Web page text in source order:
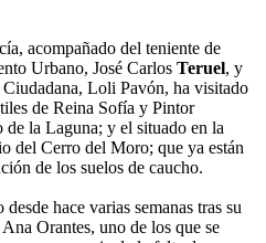
acompañado del teniente de
Urbano, José Carlos Teruel, y
Loli Pavón, ha visitado
de Reina Sofía y Pintor
de la Laguna; y el situado en la
del Cerro del Moro; que ya están
de los suelos de caucho.
hace varias semanas tras su
Orantes, uno de los que se